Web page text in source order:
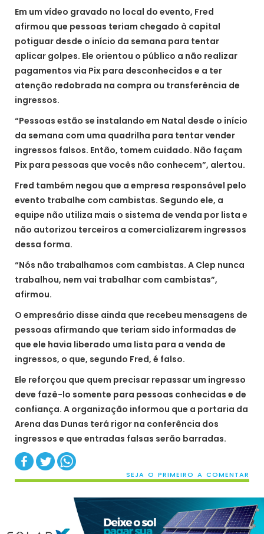
Em um vídeo gravado no local do evento, Fred
afirmou que pessoas teriam chegado à capital
potiguar desde o início da semana para tentar
aplicar golpes. Ele orientou o público a não realizar
pagamentos via Pix para desconhecidos e a ter
atenção redobrada na compra ou transferência de
ingressos.
“Pessoas estão se instalando em Natal desde o início
da semana com uma quadrilha para tentar vender
ingressos falsos. Então, tomem cuidado. Não façam
Pix para pessoas que vocês não conhecem”, alertou.
Fred também negou que a empresa responsável pelo
evento trabalhe com cambistas. Segundo ele, a
equipe não utiliza mais o sistema de venda por lista e
não autorizou terceiros a comercializarem ingressos
dessa forma.
“Nós não trabalhamos com cambistas. A Clep nunca
trabalhou, nem vai trabalhar com cambistas”,
afirmou.
O empresário disse ainda que recebeu mensagens de
pessoas afirmando que teriam sido informadas de
que ele havia liberado uma lista para a venda de
ingressos, o que, segundo Fred, é falso.
Ele reforçou que quem precisar repassar um ingresso
deve fazê-lo somente para pessoas conhecidas e de
confiança. A organização informou que a portaria da
Arena das Dunas terá rigor na conferência dos
ingressos e que entradas falsas serão barradas.
SEJA O PRIMEIRO A COMENTAR